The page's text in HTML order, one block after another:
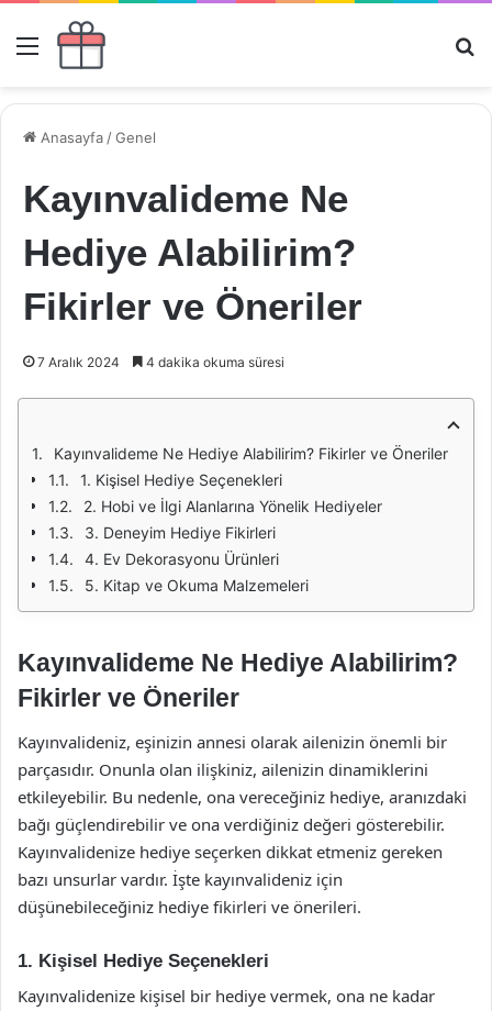
Menü
Anasayfa /Genel
Kayınvalideme Ne
Hediye Alabilirim?
Fikirler ve Öneriler
7 Aralık 2024 4 dakika okuma süresi
Kayınvalideme Ne Hediye Alabilirim? Fikirler ve Öneriler
1. Kişisel Hediye Seçenekleri
2. Hobi ve İlgi Alanlarına Yönelik Hediyeler
3. Deneyim Hediye Fikirleri
4. Ev Dekorasyonu Ürünleri
5. Kitap ve Okuma Malzemeleri
Kayınvalideme Ne Hediye Alabilirim?
Fikirler ve Öneriler
Kayınvalideniz, eşinizin annesi olarak ailenizin önemli bir
parçasıdır. Onunla olan ilişkiniz, ailenizin dinamiklerini
etkileyebilir. Bu nedenle, ona vereceğiniz hediye, aranızdaki
bağı güçlendirebilir ve ona verdiğiniz değeri gösterebilir.
Kayınvalidenize hediye seçerken dikkat etmeniz gereken
bazı unsurlar vardır. İşte kayınvalideniz için
düşünebileceğiniz hediye fikirleri ve önerileri.
1. Kişisel Hediye Seçenekleri
Kayınvalidenize kişisel bir hediye vermek, ona ne kadar